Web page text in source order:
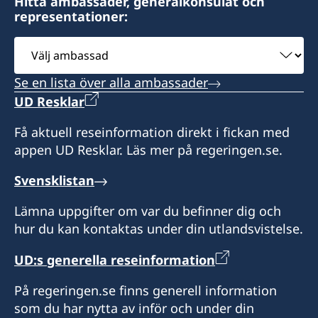
representationer:
Välj
ambassad
Se en lista över alla ambassader
UD Resklar
Få aktuell reseinformation direkt i fickan med
appen UD Resklar. Läs mer på regeringen.se.
Svensklistan
Lämna uppgifter om var du befinner dig och
hur du kan kontaktas under din utlandsvistelse.
UD:s generella reseinformation
På regeringen.se finns generell information
som du har nytta av inför och under din